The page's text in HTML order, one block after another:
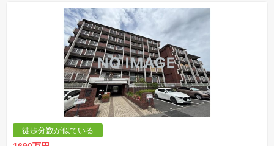
徒歩分数が似ている